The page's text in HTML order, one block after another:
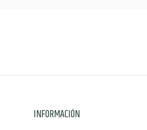
INFORMACIÓN